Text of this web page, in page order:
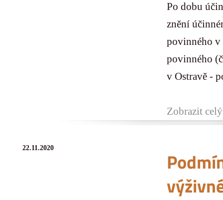
Po dobu
znění
povinného v
povinného
v Ostravě -
Zobrazit
22.11.2020